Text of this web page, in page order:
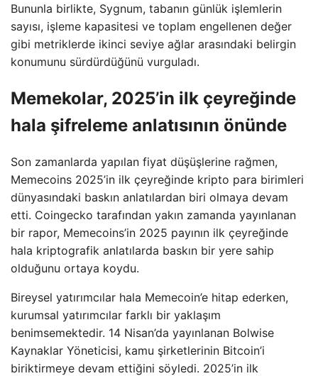
Bununla birlikte, Sygnum, tabanın günlük işlemlerin
sayısı, işleme kapasitesi ve toplam engellenen değer
gibi metriklerde ikinci seviye ağlar arasındaki belirgin
konumunu sürdürdüğünü vurguladı.
Memekolar, 2025’in ilk çeyreğinde
hala şifreleme anlatısının önünde
Son zamanlarda yapılan fiyat düşüşlerine rağmen,
Memecoins 2025’in ilk çeyreğinde kripto para birimleri
dünyasındaki baskın anlatılardan biri olmaya devam
etti. Coingecko tarafından yakın zamanda yayınlanan
bir rapor, Memecoins’in 2025 payının ilk çeyreğinde
hala kriptografik anlatılarda baskın bir yere sahip
olduğunu ortaya koydu.
Bireysel yatırımcılar hala Memecoin’e hitap ederken,
kurumsal yatırımcılar farklı bir yaklaşım
benimsemektedir. 14 Nisan’da yayınlanan Bolwise
Kaynaklar Yöneticisi, kamu şirketlerinin Bitcoin’i
biriktirmeye devam ettiğini söyledi. 2025’in ilk